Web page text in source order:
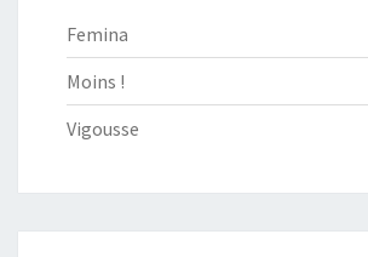
Femina
Moins !
Vigousse